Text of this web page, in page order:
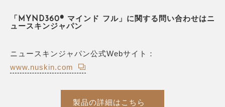
「MYND360® マインド フル」に関する問い合わせはニ
ュースキンジャパン
ニュースキンジャパン公式Webサイト：
www.nuskin.com
製品の詳細はこちら